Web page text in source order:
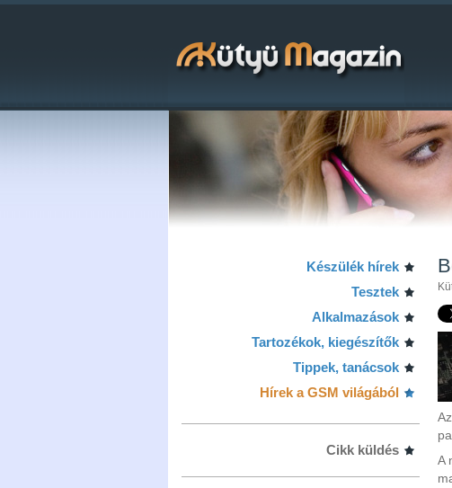
Készülék hírek
Tesztek
Alkalmazások
Tartozékok, kiegészítők
Tippek, tanácsok
Hírek a GSM világából
Cikk küldés
A